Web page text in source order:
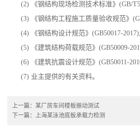
(2) 《钢结构现场检测技术标准》(GB/
(3) 《钢结构工程施工质量验收规范》
(4) 《钢结构设计规范》(GB50017-2017);
(5) 《建筑结构荷载规范》(GB50009-
(6) 《建筑抗震设计规范》(GB50011-
(7) 业主提供的有关资料。
上一篇： 某厂房车间楼板振动测试
下一篇： 上海某泳池底板承载力检测